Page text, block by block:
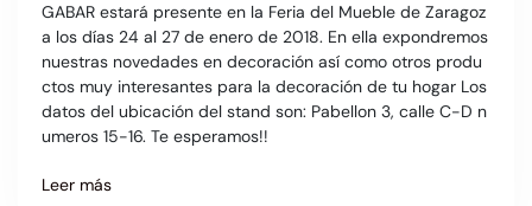
GABAR estará presente en la Feria del Mueble de Zaragoz
a los días 24 al 27 de enero de 2018. En ella expondremos
nuestras novedades en decoración así como otros produ
ctos muy interesantes para la decoración de tu hogar Los
datos del ubicación del stand son: Pabellon 3, calle C-D n
umeros 15-16. Te esperamos!!
Leer más